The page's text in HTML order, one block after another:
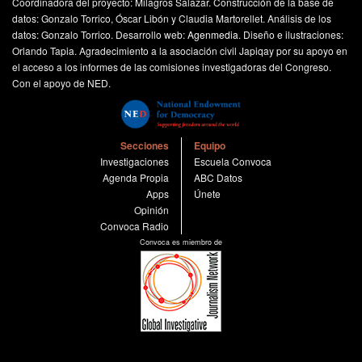
de las zonas de intervención, sustituyéndose en funciones
que correspondían a la Gerente de Gestión Administrativa
del PROMUDEH, como al Secretario Técnico de la SETAI;
por permitir que se utilizara indebidamente un caudal
público que mantenía una relación funcional por razón de
su cargo, para provecho de tercero”.
Caso: Caso Gastos de Palacio
Peculado Doloso
“Por haber utilizado recursos del Estado para
solventar sus gastos de naturaleza personal, en la
adquisición de vestuario, calzado, arreglos florales, licores,
medicina y comida para animales entre otros; como de
prestación de servicios de salón de belleza, transmisión
satelital y transporte aéreo (pasajes), ascendentes a S/.
datos: Gonzalo Torrico, Óscar Libón y Claudia Martorellet. Análisis de los
datos: Gonzalo Torrico. Desarrollo web:Agenmedia. Diseño e ilustraciones:
Orlando Tapia. Agradecimiento a la asociación civil Japiqay por su apoyo en
el acceso a los informes de las comisiones investigadoras del Congreso.
Con el apoyo de NED.
Secciones
Investigaciones
Agenda Propia
Apps
Opinión
Convoca Radio
Equipo
Escuela Convoca
ABC Datos
Únete
Convoca es miembro de